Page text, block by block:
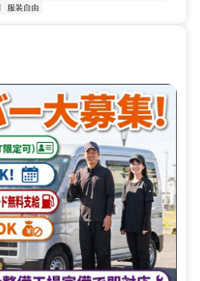
服装自由